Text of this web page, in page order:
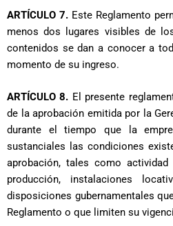
ARTÍCULO 7. Este Reglamento
menos dos lugares visibles de
contenidos se dan a conocer a
momento de su ingreso.
ARTÍCULO 8. El presente
de la aprobación emitida por la
durante el tiempo que la
sustanciales las condiciones
aprobación, tales como
producción, instalaciones
disposiciones gubernamentales
Reglamento o que limiten su